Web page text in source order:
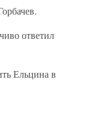
ответил
Ельцина в